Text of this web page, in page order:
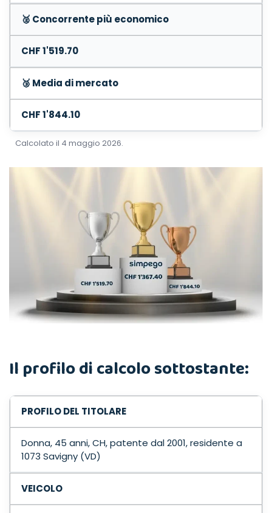
🥈 Concorrente più economico
CHF 1'519.70
🥉 Media di mercato
CHF 1'844.10
Calcolato il 4 maggio 2026.
Il profilo di calcolo sottostante:
PROFILO DEL TITOLARE
Donna, 45 anni, CH, patente dal 2001, residente a
1073 Savigny (VD)
VEICOLO